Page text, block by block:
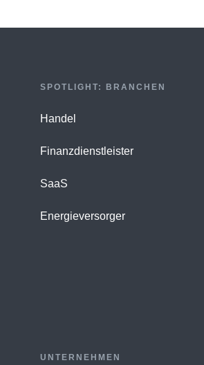
SPOTLIGHT: BRANCHEN
Handel
Finanzdienstleister
SaaS
Energieversorger
UNTERNEHMEN